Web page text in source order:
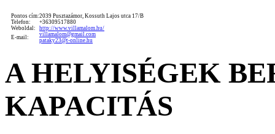
Pontos cím:2039 Pusztazámor, Kossuth Lajos utca 17/B
Telefon:
+36309517880
Weboldal:
http://www.villamalom.hu/
E-mail:
villamalom@gmail.com
pataky23@t-online.hu
A HELYISÉGEK
KAPACITÁS